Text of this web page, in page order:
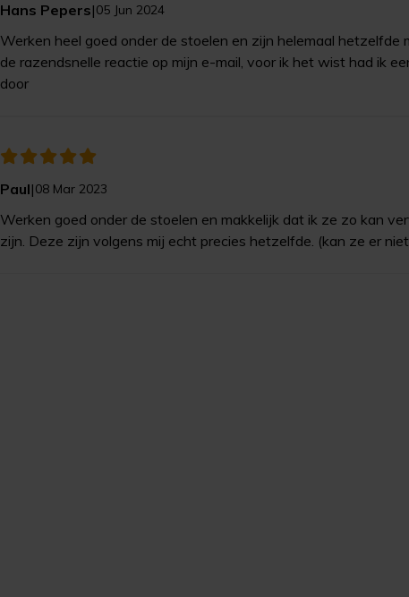
Hans Pepers|05 Jun 2024
Werken heel goed onder de stoelen en zijn helemaal hetzelfde
de razendsnelle reactie op mijn e-mail, voor ik het wist had ik
door
Paul|08 Mar 2023
Werken goed onder de stoelen en makkelijk dat ik ze zo kan
zijn. Deze zijn volgens mij echt precies hetzelfde. (kan ze er